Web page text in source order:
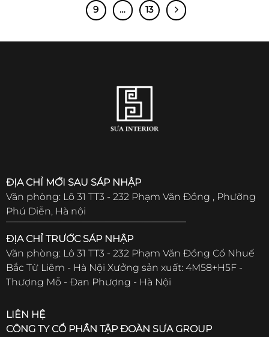
9
… 13
ĐỊA CHỈ MỚI SAU SÁP NHẬP
Văn phòng: Lô 31 TT3 - 232 Phạm Văn Đồng , Phường
Phú Diễn, Hà nội
ĐỊA CHỈ TRƯỚC SÁP NHẬP
Văn phòng: Lô 31 TT3 - 232 Phạm Văn Đồng Cổ Nhuế
Bắc Từ Liêm - Hà Nội Xưởng sản xuất: 4M58+H5F -
Thượng Mỗ - Đan Phượng - Hà Nội
LIÊN HỆ
CÔNG TY CỔ PHẦN TẬP ĐOÀN SƯA GROUP